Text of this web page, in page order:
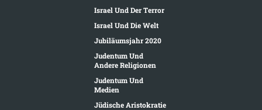
Israel Und Der Terror
Israel Und Die Welt
Jubiläumsjahr 2020
Judentum Und
Andere Religionen
Judentum Und
Medien
Jüdische Aristokratie